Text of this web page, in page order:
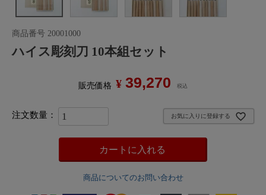
商品番号 20001000
ハイス彫刻刀 10本組セット
販売価格 ¥ 39,270 税込
お気に入りに登録する
カートに入れる
商品についてのお問い合わせ